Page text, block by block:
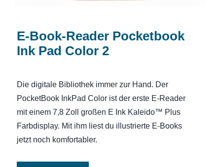
E-Book-Reader Pocketbook
Ink Pad Color 2
Die digitale Bibliothek immer zur Hand. Der
PocketBook InkPad Color ist der erste E-Reader
mit einem 7,8 Zoll großen E Ink Kaleido™ Plus
Farbdisplay. Mit ihm liest du illustrierte E-Books
jetzt noch komfortabler.